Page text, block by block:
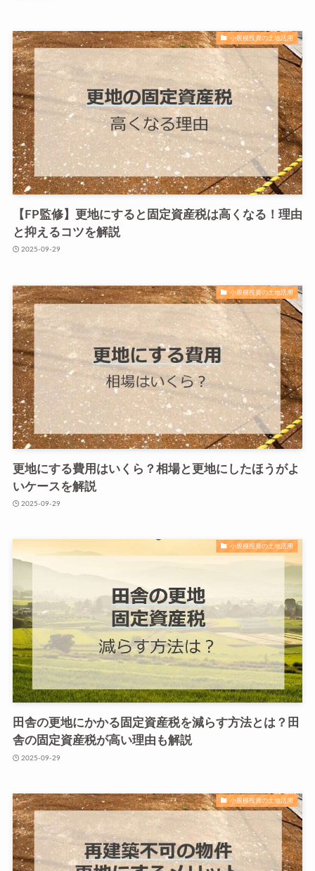
小規模投資の土地活用
【FP監修】更地にすると固定資産税は高くなる！理由
と抑えるコツを解説
2025-09-29
小規模投資の土地活用
更地にする費用はいくら？相場と更地にしたほうがよ
いケースを解説
2025-09-29
小規模投資の土地活用
田舎の更地にかかる固定資産税を減らす方法とは？田
舎の固定資産税が高い理由も解説
2025-09-29
小規模投資の土地活用